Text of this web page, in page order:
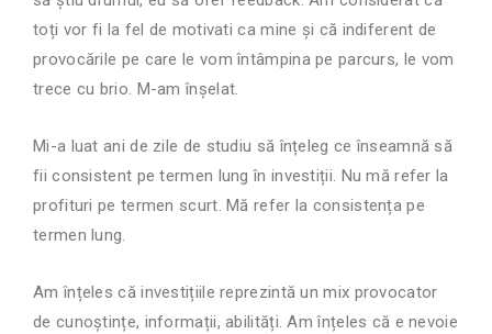
toți vor fi la fel de motivati ca mine și că indiferent de
provocările pe care le vom întâmpina pe parcurs, le vom
trece cu brio. M-am înșelat.
Mi-a luat ani de zile de studiu să înțeleg ce înseamnă să
fii consistent pe termen lung în investiții. Nu mă refer la
profituri pe termen scurt. Mă refer la consistența pe
termen lung.
Am înțeles că investițiile reprezintă un mix provocator
de cunoștințe, informații, abilități. Am înțeles că e nevoie